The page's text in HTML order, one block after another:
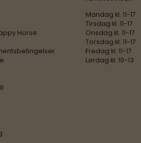
Horse
Mandag kl. 11-17
Tirsdag kl. 11-17
Onsdag kl. 11-17
Torsdag kl. 11-17
Fredag kl. 11-17
Lørdag kl. 10-13